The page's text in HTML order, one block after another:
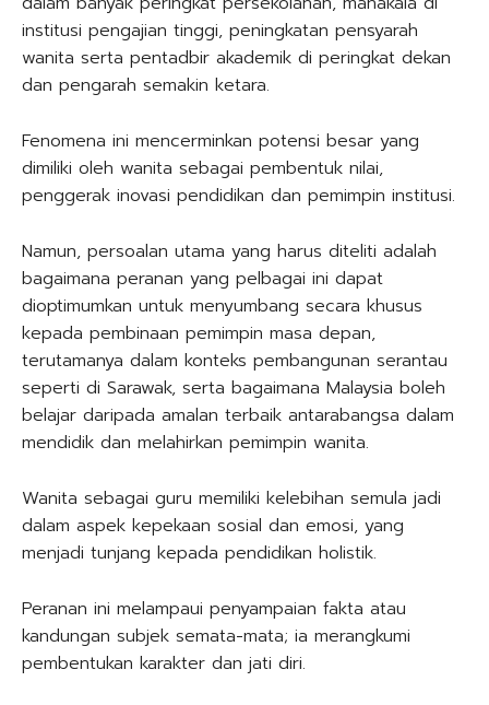
institusi pengajian tinggi, peningkatan pensyarah
wanita serta pentadbir akademik di peringkat dekan
dan pengarah semakin ketara.
Fenomena ini mencerminkan potensi besar yang
dimiliki oleh wanita sebagai pembentuk nilai,
penggerak inovasi pendidikan dan pemimpin institusi.
Namun, persoalan utama yang harus diteliti adalah
bagaimana peranan yang pelbagai ini dapat
dioptimumkan untuk menyumbang secara khusus
kepada pembinaan pemimpin masa depan,
terutamanya dalam konteks pembangunan serantau
seperti di Sarawak, serta bagaimana Malaysia boleh
belajar daripada amalan terbaik antarabangsa dalam
mendidik dan melahirkan pemimpin wanita.
Wanita sebagai guru memiliki kelebihan semula jadi
dalam aspek kepekaan sosial dan emosi, yang
menjadi tunjang kepada pendidikan holistik.
Peranan ini melampaui penyampaian fakta atau
kandungan subjek semata-mata; ia merangkumi
pembentukan karakter dan jati diri.